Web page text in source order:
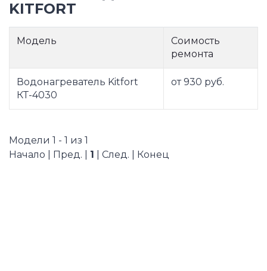
KITFORT
Модель
Соимость
ремонта
Водонагреватель Kitfort
КТ-4030
от 930 руб.
Модели 1 - 1 из 1
Начало | Пред. | 1 | След. | Конец